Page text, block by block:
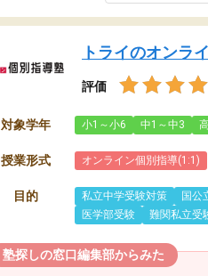
トライのオンラ
評価
対象学年 小1～小6 中1～中3
授業形式 オンライン個別指導(1:1)
目的 私立中学受験対策 国公
医学部受験
難関私立受
塾探しの窓口編集部からみた